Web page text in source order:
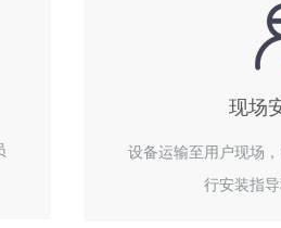
现场
设备运输至用户现场
行安装指导